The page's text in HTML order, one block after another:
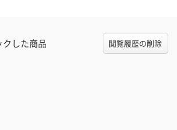
した商品 閲覧履歴の削除